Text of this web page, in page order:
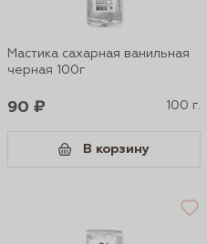
Мастика сахарная ванильная
черная 100г
90 ₽ 100 г.
В корзину